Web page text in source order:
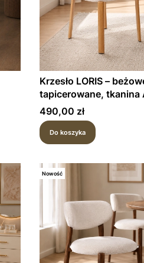
Krzesło LORIS –
tapicerowane, tkanina
stelaż naturalny dąb
Cena
490,00 zł
Do koszyka
Nowość